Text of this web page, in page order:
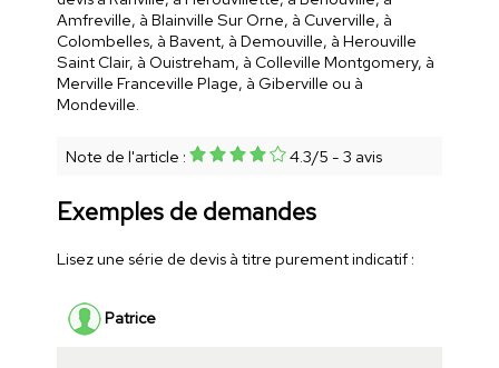
Amfreville, à Blainville Sur Orne, à Cuverville, à
Colombelles, à Bavent, à Demouville, à Herouville
Saint Clair, à Ouistreham, à Colleville Montgomery, à
Merville Franceville Plage, à Giberville ou à
Mondeville.
Note de l'article : 4.3/5 - 3 avis
Exemples de demandes
Lisez une série de devis à titre purement indicatif :
Patrice